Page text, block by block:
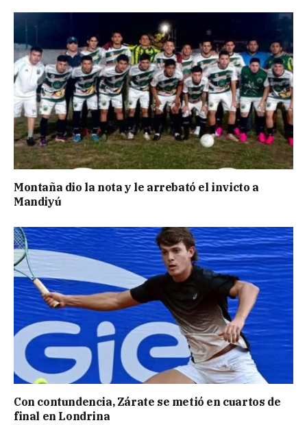
Montaña dio la nota y le arrebató el invicto a
Mandiyú
Con contundencia, Zárate se metió en cuartos de
final en Londrina